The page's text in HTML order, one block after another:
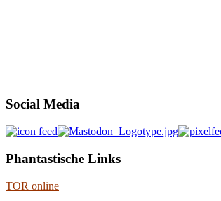
Social Media
Phantastische Links
TOR online